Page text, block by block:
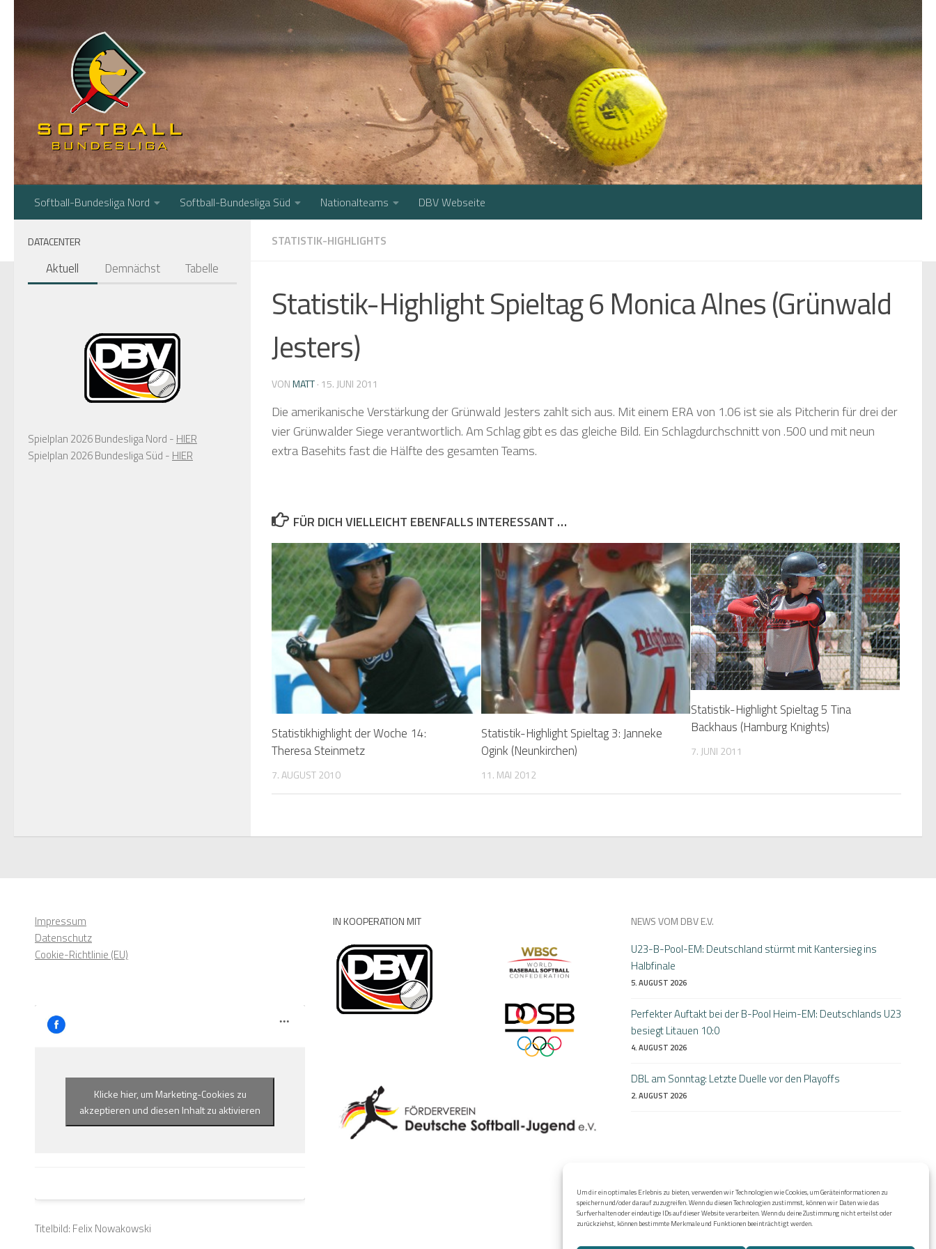
Um dir ein optimales Erlebnis zu bieten, verwenden wir Technologien wie Cookies, um Geräteinformationen zu
speichern und/oder darauf zuzugreifen. Wenn du diesen Technologien zustimmst, können wir Daten wie das
Surfverhalten oder eindeutige IDs auf dieser Website verarbeiten. Wenn du deine Zustimmung nicht erteilst oder
zurückziehst, können bestimmte Merkmale und Funktionen beeinträchtigt werden.
Softball-Bundesliga Nord Softball-Bundesliga Süd Nationalteams DBV Webseite
STATISTIK-HIGHLIGHTS
Statistik-Highlight Spieltag 6 Monica Alnes (Grünwald
Jesters)
VONMATT· 15. JUNI 2011
Die amerikanische Verstärkung der Grünwald Jesters zahlt sich aus. Mit einem ERA von 1.06 ist sie als Pitcherin für drei der
vier Grünwalder Siege verantwortlich. Am Schlag gibt es das gleiche Bild. Ein Schlagdurchschnitt von .500 und mit neun
extra Basehits fast die Hälfte des gesamten Teams.
FÜR DICH VIELLEICHT EBENFALLS INTERESSANT …
Statistikhighlight der Woche 14:
Theresa Steinmetz
7. AUGUST 2010
Statistik-Highlight Spieltag 3: Janneke
Ogink (Neunkirchen)
11. MAI 2012
Statistik-Highlight Spieltag 5 Tina
Backhaus (Hamburg Knights)
7. JUNI 2011
DATACENTER
Aktuell Demnächst Tabelle
Spielplan 2026 Bundesliga Nord - HIER
Spielplan 2026 Bundesliga Süd - HIER
Impressum
Datenschutz
Cookie-Richtlinie (EU)
Klicke hier, um Marketing-Cookies zu
akzeptieren und diesen Inhalt zu aktivieren
Titelbild: Felix Nowakowski
IN KOOPERATION MIT NEWS VOM DBV E.V.
U23-B-Pool-EM: Deutschland stürmt mit Kantersieg ins
Halbfinale
5. AUGUST 2026
Perfekter Auftakt bei der B-Pool Heim-EM: Deutschlands U23
besiegt Litauen 10:0
4. AUGUST 2026
DBL am Sonntag: Letzte Duelle vor den Playoffs
2. AUGUST 2026